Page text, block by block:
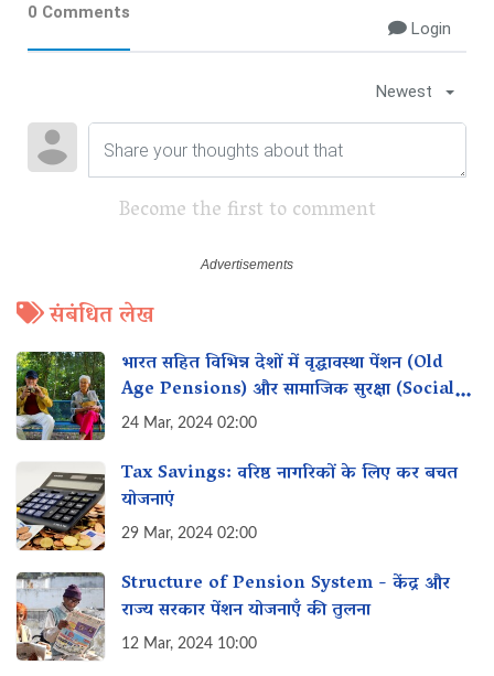
0 Comments
Login
Newest
Become the first to comment
संबंधित लेख
भारत सहित विभिन्न देशों में वृद्धावस्था पेंशन (Old
Age Pensions) और सामाजिक सुरक्षा (Social
Security)
24 Mar, 2024 02:00
Tax Savings: वरिष्ठ नागरिकों के लिए कर बचत
योजनाएं
29 Mar, 2024 02:00
Structure of Pension System - केंद्र और
राज्य सरकार पेंशन योजनाएँ की तुलना
12 Mar, 2024 10:00